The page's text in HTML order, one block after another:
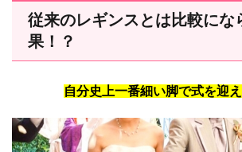
従来のレギンスとは比較にな
果！？
自分史上一番細い脚で式を迎え